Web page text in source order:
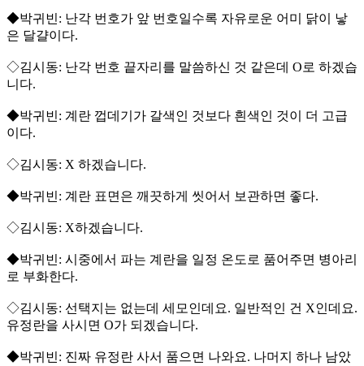
◆박귀빈: 난각 번호가 앞 번호일수록 자유로운 어미 닭이 낳
은 달걀이다.
◇김시동: 난각 번호 끝자리를 말씀하신 것 같은데 O로 하겠습
니다.
◆박귀빈: 계란 껍데기가 갈색인 것보다 흰색인 것이 더 고급
이다.
◇김시동: X 하겠습니다.
◆박귀빈: 계란 표면은 깨끗하게 씻어서 보관하면 좋다.
◇김시동: X하겠습니다.
◆박귀빈: 시중에서 파는 계란을 일정 온도로 품어주면 병아리
로 부화한다.
◇김시동: 선택지는 없는데 세모인데요. 일반적인 건 X인데요.
유정란을 사시면 O가 되겠습니다.
◆박귀빈: 진짜 유정란 사서 품으면 나와요. 나머지 하나 남았